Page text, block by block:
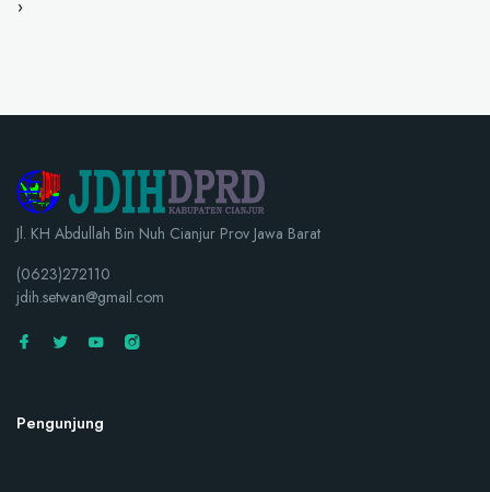
›
Jl. KH Abdullah Bin Nuh Cianjur Prov Jawa Barat
(0623)272110
jdih.setwan@gmail.com
Pengunjung